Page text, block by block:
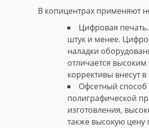
В копицентрах применяют
Цифровая
штук и менее.
наладки
отличается
коррективы внесут в
Офсетный способ
полиграфической
изготовления,
также высокую цену